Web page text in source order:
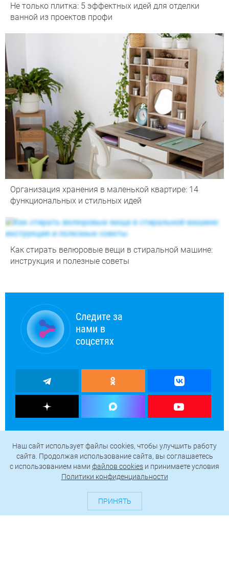
Не только плитка: 5 эффектных идей для отделки
ванной из проектов профи
Организация хранения в маленькой квартире: 14
функциональных и стильных идей
Как стирать велюровые вещи в стиральной машине:
инструкция и полезные советы
Следите за
нами в
соцсетях
Наш сайт использует файлы cookies, чтобы улучшить работу
сайта. Продолжая использование сайта, вы соглашаетесь
c использованием нами файлов cookies и принимаете условия
Политики конфиденциальности
ПРИНЯТЬ